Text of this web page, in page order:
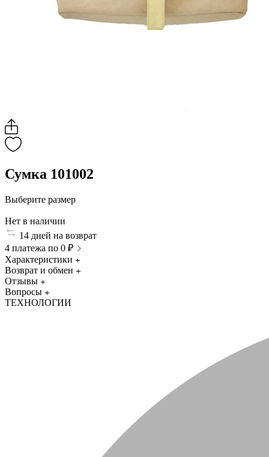
Сумка 101002
Выберите размер
Нет в наличии
14 дней на возврат
4 платежа по 0 ₽
Характеристики
Возврат и обмен
Отзывы
Вопросы
ТЕХНОЛОГИИ